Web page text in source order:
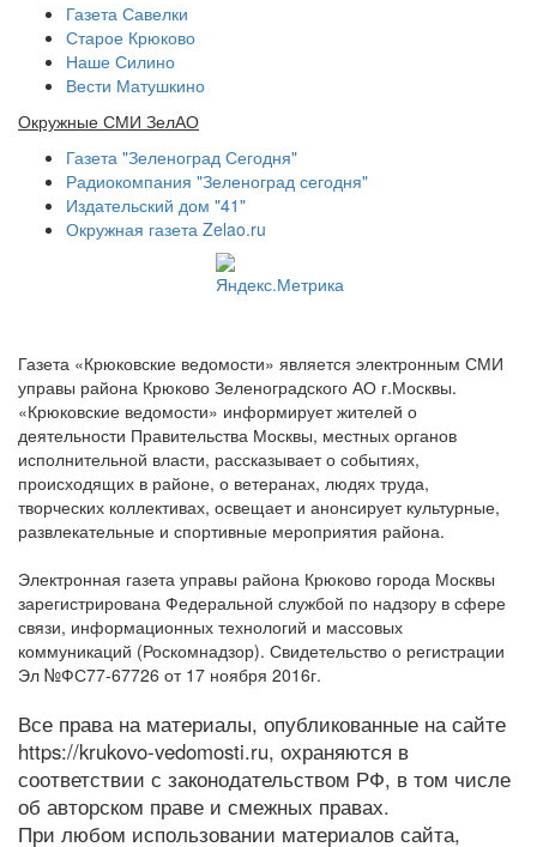
Газета Савелки
Старое Крюково
Наше Силино
Вести Матушкино
Окружные СМИ ЗелАО
Газета "Зеленоград Сегодня"
Радиокомпания "Зеленоград сегодня"
Издательский дом "41"
Окружная газета Zelao.ru
Газета «Крюковские ведомости» является электронным СМИ
управы района Крюково Зеленоградского АО г.Москвы.
«Крюковские ведомости» информирует жителей о
деятельности Правительства Москвы, местных органов
исполнительной власти, рассказывает о событиях,
происходящих в районе, о ветеранах, людях труда,
творческих коллективах, освещает и анонсирует культурные,
развлекательные и спортивные мероприятия района.
Электронная газета управы района Крюково города Москвы
зарегистрирована Федеральной службой по надзору в сфере
связи, информационных технологий и массовых
коммуникаций (Роскомнадзор). Свидетельство о регистрации
Эл №ФС77-67726 от 17 ноября 2016г.
Все права на материалы, опубликованные на сайте
https://krukovo-vedomosti.ru, охраняются в
соответствии с законодательством РФ, в том числе
об авторском праве и смежных правах.
При любом использовании материалов сайта,